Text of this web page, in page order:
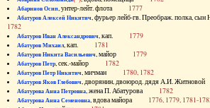
Абаринов Осип, унтер-лейт. флота 1777
Абатуров Алексей Никитич, фурьер лейб-гв. Преображ. полка,
1782
Абатуров Иван Александрович, кап. 1779
Абатуров Михаил, кап. 1781
Абатуров Никита Васильевич, майор 1779
Абатуров Петр, сек.-майор 1782
Абатуров Петр Никитич, мичман 1780, 1782
Абатуров Яков Глебович, дворянин, двоюрод. дядя А.И.
Абатурова Анна Петровна, жена П. Абатурова 1782
Абатурова Анна Семеновна, вдова майора 1776, 1779, 1781-